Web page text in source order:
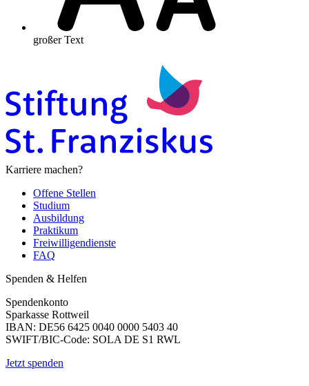
großer Text
Karriere machen?
Offene Stellen
Studium
Ausbildung
Praktikum
Freiwilligendienste
FAQ
Spenden & Helfen
Spendenkonto
Sparkasse Rottweil
IBAN: DE56 6425 0040 0000 5403 40
SWIFT/BIC-Code: SOLA DE S1 RWL
Jetzt spenden